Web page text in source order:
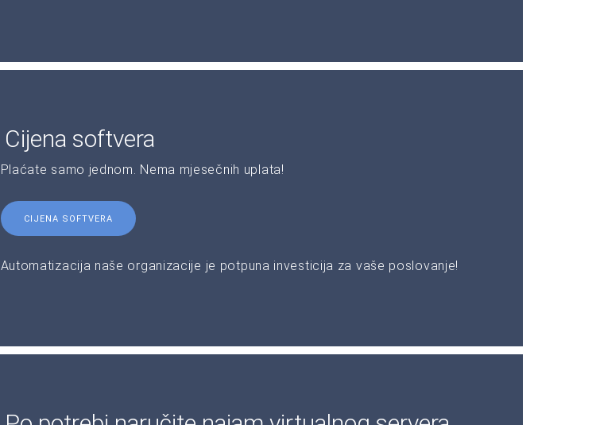
Cijena softvera
Plaćate samo jednom. Nema mjesečnih uplata!
CIJENA SOFTVERA
Automatizacija naše organizacije je potpuna investicija za vaše poslovanje!